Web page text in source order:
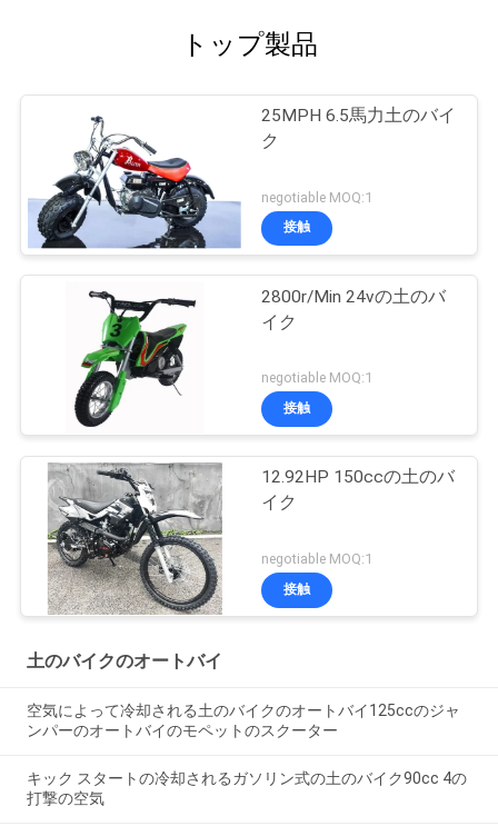
トップ製品
25MPH 6.5馬力土のバイ
ク
negotiable MOQ:1
接触
2800r/Min 24vの土のバ
イク
negotiable MOQ:1
接触
12.92HP 150ccの土のバ
イク
negotiable MOQ:1
接触
土のバイクのオートバイ
空気によって冷却される土のバイクのオートバイ125ccのジャ
ンパーのオートバイのモペットのスクーター
キック スタートの冷却されるガソリン式の土のバイク90cc 4の
打撃の空気